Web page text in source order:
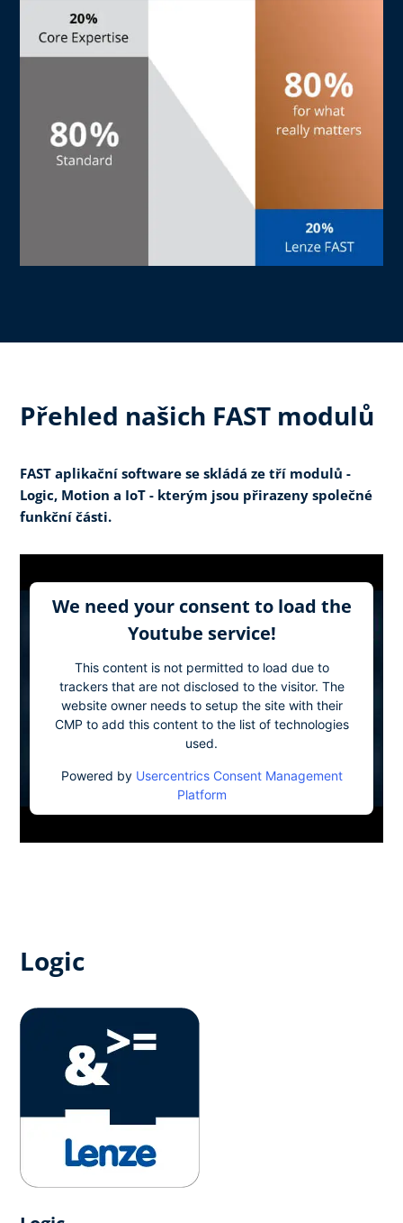
Přehled našich FAST modulů
FAST aplikační software se skládá ze tří modulů -
Logic, Motion a IoT - kterým jsou přirazeny společné
funkční části.
We need your consent to load the
Youtube service!
This content is not permitted to load due to
trackers that are not disclosed to the visitor. The
website owner needs to setup the site with their
CMP to add this content to the list of technologies
used.
Powered by Usercentrics Consent Management
Platform
Logic